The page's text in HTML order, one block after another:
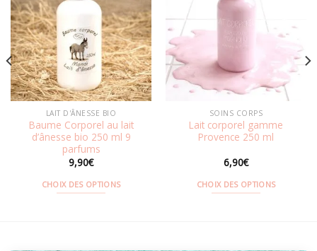
Ajouter
à la
wishlist
LAIT D'ÂNESSE BIO
Baume Corporel au lait
d’ânesse bio 250 ml 9
parfums
9,90€
CHOIX DES OPTIONS
wishlist
SOINS CORPS
Lait corporel gamme
Provence 250 ml
6,90€
CHOIX DES OPTIONS